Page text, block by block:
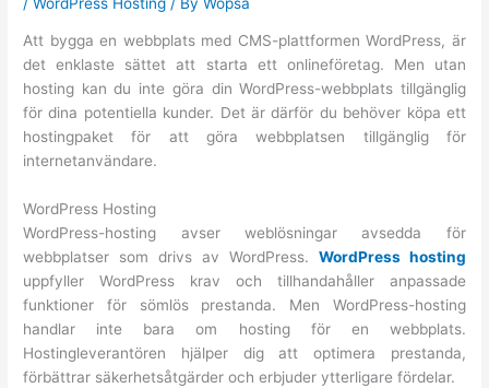
Att bygga en webbplats med CMS-plattformen WordPress, är
det enklaste sättet att starta ett onlineföretag. Men utan
hosting kan du inte göra din WordPress-webbplats tillgänglig
för dina potentiella kunder. Det är därför du behöver köpa ett
hostingpaket för att göra webbplatsen tillgänglig för
internetanvändare.
WordPress Hosting
WordPress-hosting avser weblösningar avsedda för
webbplatser som drivs av WordPress. WordPress hosting
uppfyller WordPress krav och tillhandahåller anpassade
funktioner för sömlös prestanda. Men WordPress-hosting
handlar inte bara om hosting för en webbplats.
Hostingleverantören hjälper dig att optimera prestanda,
förbättrar säkerhetsåtgärder och erbjuder ytterligare fördelar.